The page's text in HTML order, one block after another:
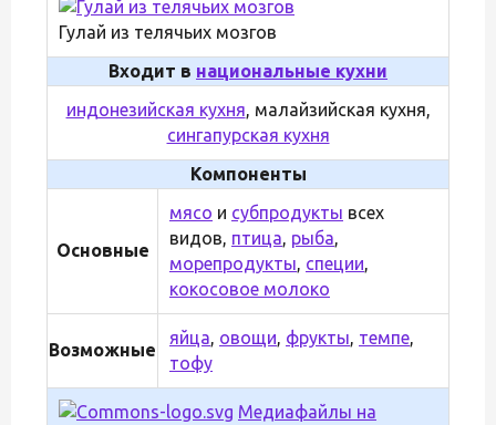
Гулай из телячьих мозгов
Входит в национальные кухни
индонезийская кухня, малайзийская кухня,
сингапурская кухня
Компоненты
Основные
мясо и субпродукты всех
видов, птица, рыба,
морепродукты, специи,
кокосовое молоко
Возможные
яйца, овощи, фрукты, темпе,
тофу
Медиафайлы на